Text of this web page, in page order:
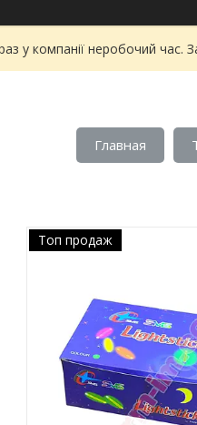
у компанії неробочий час.
Главная
Топ продаж